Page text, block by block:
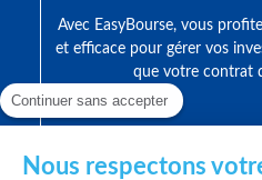
Avec EasyBourse, vous
et efficace pour gérer vos
que votre contrat
Continuer sans accepter
Nous respectons